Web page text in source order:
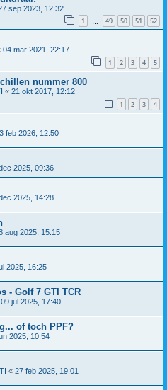
sep 2023, 12:32
1 49 50 51 52
04 mar 2021, 22:17
1 2 3 4 5
nummer 800
« 21 okt 2017, 12:12
1 2 3 4
feb 2026, 12:50
2025, 09:36
2025, 14:28
aug 2025, 15:15
2025, 16:25
- Golf 7 GTI TCR
09 jul 2025, 17:40
of toch PPF?
2025, 10:54
« 27 feb 2025, 19:01